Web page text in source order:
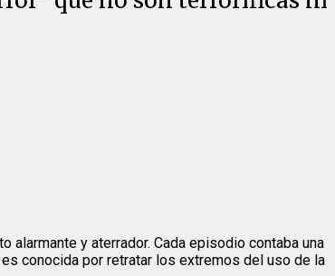
y aterrador. Cada episodio contaba una
conocida por retratar los extremos del uso de la